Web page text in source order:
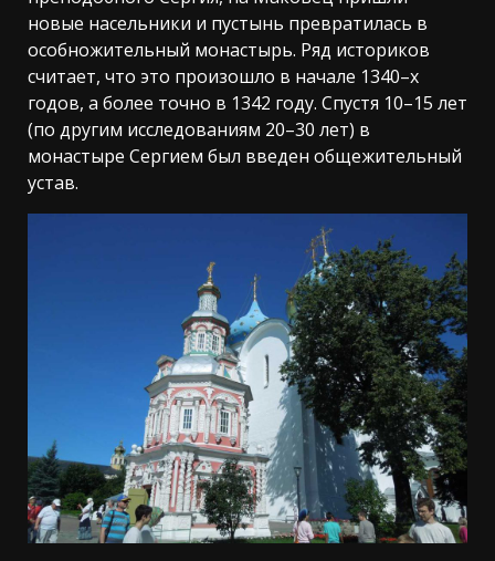
новые насельники и пустынь превратилась в
особножительный монастырь. Ряд историков
считает, что это произошло в начале 1340–х
годов, а более точно в 1342 году. Спустя 10–15 лет
(по другим исследованиям 20–30 лет) в
монастыре Сергием был введен общежительный
устав.